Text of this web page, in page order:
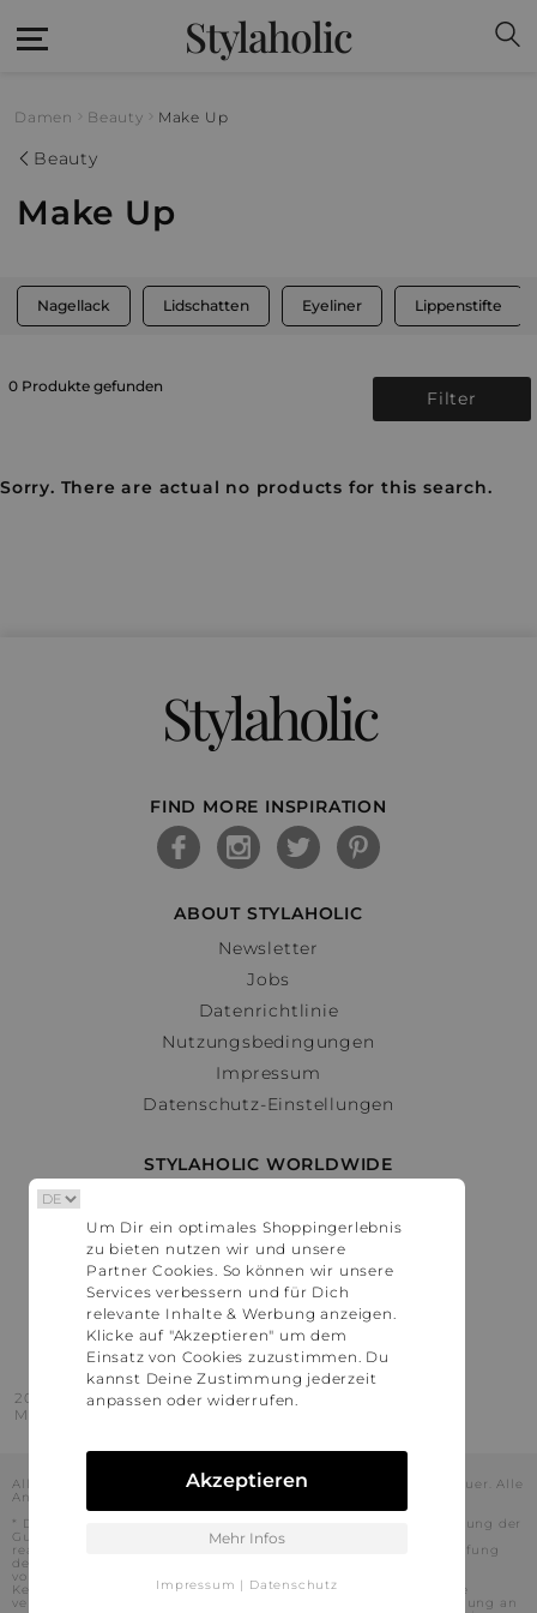
Stylaholic
Damen Beauty Make Up
Beauty
Make Up
Nagellack Lidschatten Eyeliner Lippenstifte
0 Produkte gefunden
Filter
Sorry. There are actual no products for this search.
Stylaholic
FIND MORE INSPIRATION
ABOUT STYLAHOLIC
Newsletter
Jobs
Datenrichtlinie
Nutzungsbedingungen
Impressum
Datenschutz-Einstellungen
STYLAHOLIC WORLDWIDE
Österreich
Schweiz
France
United States
2016 - 2026 © Stylaholic.
Made for you with love in munich.
Alle Preise inkl. der jeweils geltenden gesetzlichen Mehrwertsteuer. Alle
Angaben ohne Gewähr.
* Die angezeigten Preise beinhalten Rabatte, die durch die Nutzung der
Gutschein-Codes auf den Seiten unserer Partner voraussichtlich
realisiert werden können. Stylaholic führt keine vollständige Prüfung
der Gutschein-Codes durch und es kann daher in Einzelfällen
vorkommen, dass die Gutscheine abweichend von unserem
Kenntnisstand bei dem jeweiligen Shop nicht oder nur teilweise
verwendet werden können. Darüber hinaus kann deren Verwendung an
Um Dir ein optimales Shoppingerlebnis
zu bieten nutzen wir und unsere
Partner Cookies. So können wir unsere
Services verbessern und für Dich
relevante Inhalte & Werbung anzeigen.
Klicke auf "Akzeptieren" um dem
Einsatz von Cookies zuzustimmen. Du
kannst Deine Zustimmung jederzeit
anpassen oder widerrufen.
Akzeptieren
Mehr Infos
Impressum | Datenschutz